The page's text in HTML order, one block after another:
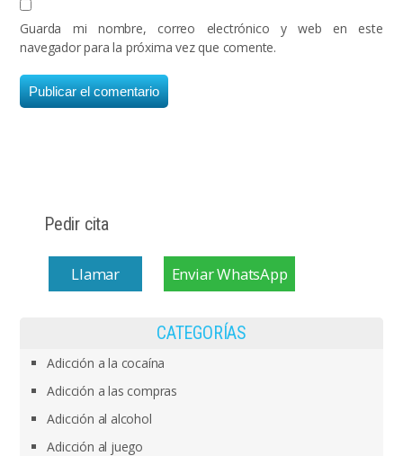
Guarda mi nombre, correo electrónico y web en este
navegador para la próxima vez que comente.
Pedir cita
Llamar Enviar WhatsApp
CATEGORÍAS
Adicción a la cocaína
Adicción a las compras
Adicción al alcohol
Adicción al juego